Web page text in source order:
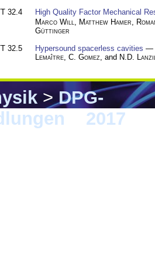
32.4
High Quality Factor Mechanical
Marco Will, Matthew Hamer,
Güttinger
32.5 Hypersound spacerless cavities —
Lemaître C. Gomez , and N.D.
>DPG-
2017